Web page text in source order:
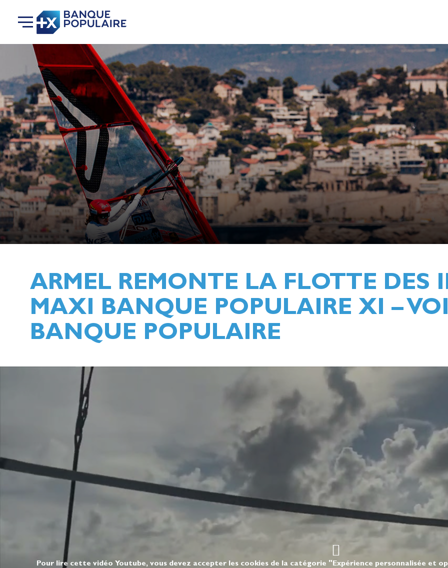
ARMEL REMONTE LA FLOTTE DES
MAXI BANQUE POPULAIRE XI –
BANQUE POPULAIRE
Pour lire cette vidéo Youtube, vous devez accepter les cookies de la catégorie "Expérience personnalisée et